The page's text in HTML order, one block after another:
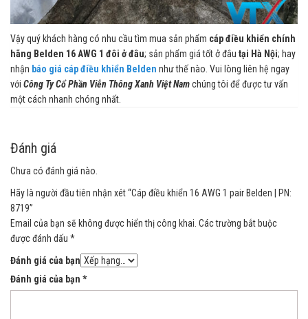
Vậy quý khách hàng có nhu cầu tìm mua sản phẩm cáp điều khiển chính
hãng Belden 16 AWG 1 đôi ở đâu; sản phẩm giá tốt ở đâu tại Hà Nội; hay
nhận báo giá cáp điều khiển Belden như thế nào. Vui lòng liên hệ ngay
với Công Ty Cổ Phần Viễn Thông Xanh Việt Namchúng tôi để được tư vấn
một cách nhanh chóng nhất.
Đánh giá
Chưa có đánh giá nào.
Hãy là người đầu tiên nhận xét “Cáp điều khiển 16 AWG 1 pair Belden | PN:
8719”
Email của bạn sẽ không được hiển thị công khai. Các trường bắt buộc
được đánh dấu *
Đánh giá của bạn
Đánh giá của bạn *